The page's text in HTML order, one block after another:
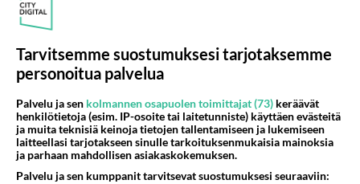
Kun sain kaasuyhtiön tiedot, minulla meni noin
kaksi tuntia selvittää itselleni, miten maapallon
lämmönsäätö järjestelmä toimii. Sitten kirjoitin
Se on kuitenkin niin hirveän monimutkainen juttu,
että en edes yrittänyt sitä kokonaisuudessaan
selittää. Seuraavana päivänä lähetin sähköpostia
Tarvitsemme suostumuksesi tarjotaksemme
personoitua palvelua
Palvelu ja sen kolmannen osapuolen toimittajat (73) keräävät
henkilötietoja (esim. IP-osoite tai laitetunniste) käyttäen evästeitä
ja muita teknisiä keinoja tietojen tallentamiseen ja lukemiseen
laitteellasi tarjotakseen sinulle tarkoituksenmukaisia mainoksia
ja parhaan mahdollisen asiakaskokemuksen.
Palvelu ja sen kumppanit tarvitsevat suostumuksesi seuraaviin: